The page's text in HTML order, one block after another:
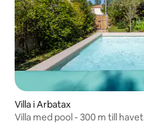
Villa i Arbatax
Villa med pool - 300 m till havet